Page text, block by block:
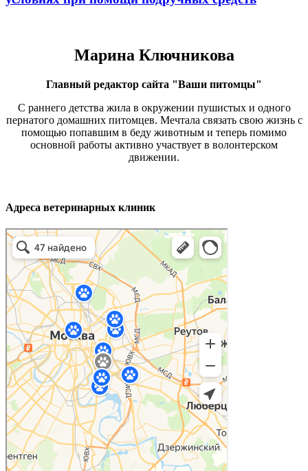
Марина Ключникова
Главный редактор сайта "Ваши питомцы"
С раннего детства жила в окружении пушистых и одного
пернатого домашних питомцев. Мечтала связать свою жизнь с
помощью попавшим в беду животным и теперь помимо
основной работы активно участвует в волонтерском
движении.
Адреса ветеринарных клиник